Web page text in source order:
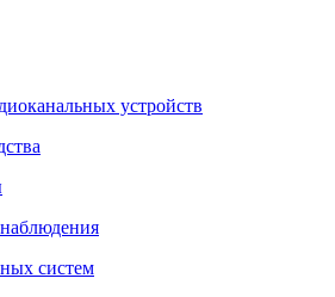
устройств
систем